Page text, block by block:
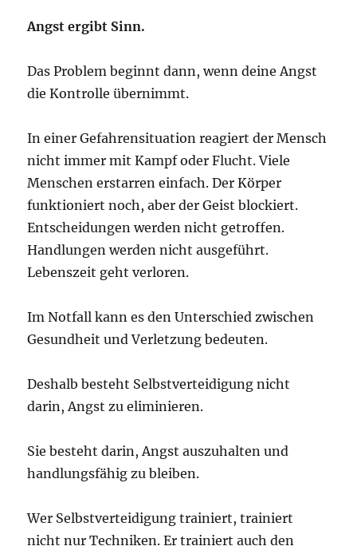
Angst ergibt Sinn.
Das Problem beginnt dann, wenn deine Angst
die Kontrolle übernimmt.
In einer Gefahrensituation reagiert der Mensch
nicht immer mit Kampf oder Flucht. Viele
Menschen erstarren einfach. Der Körper
funktioniert noch, aber der Geist blockiert.
Entscheidungen werden nicht getroffen.
Handlungen werden nicht ausgeführt.
Lebenszeit geht verloren.
Im Notfall kann es den Unterschied zwischen
Gesundheit und Verletzung bedeuten.
Deshalb besteht Selbstverteidigung nicht
darin, Angst zu eliminieren.
Sie besteht darin, Angst auszuhalten und
handlungsfähig zu bleiben.
Wer Selbstverteidigung trainiert, trainiert
nicht nur Techniken. Er trainiert auch den